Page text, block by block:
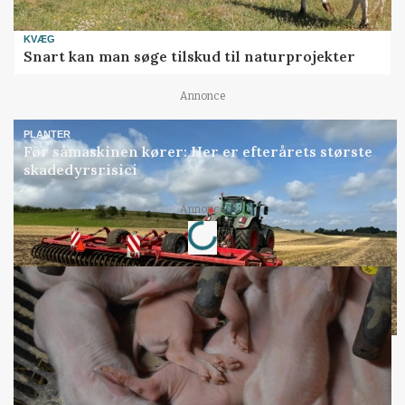
KVÆG
Snart kan man søge tilskud til naturprojekter
Annonce
PLANTER
Før såmaskinen kører: Her er efterårets største
skadedyrsrisici
Annonce
Loading...